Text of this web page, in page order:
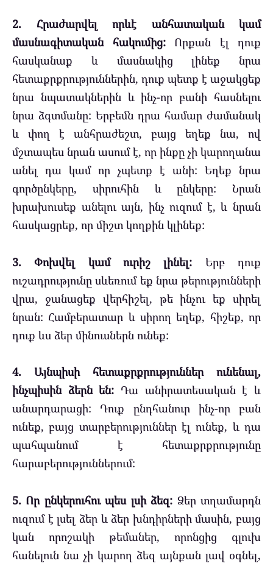
2. Հրաժարվել որևէ անհատական կամ
մասնագիտական հակումից:Որքան էլ դուք
հասկանաք և մասնակից լինեք նրա
հետաքրքրություններին, դուք պետք է աջակցեք
նրա նպատակներին և ինչ-որ բանի հասնելու
նրա ձգտմանը: Երբեմն դրա համար ժամանակ
և փող է անհրաժեշտ, բայց եղեք նա, ով
մշտապես նրան ասում է, որ ինքը չի կարողանա
անել դա կամ որ չպետք է անի: Եղեք նրա
գործընկերը, սիրուհին և ընկերը: Նրան
խրախուսեք անելու այն, ինչ ուզում է, և նրան
հասկացրեք, որ միշտ կողքին կլինեք:
3. Փոխվել կամ ուրիշ լինել: Երբ դուք
ուշադրությունը սևեռում եք նրա թերությունների
վրա, ջանացեք վերհիշել, թե ինչու եք սիրել
նրան: Համբերատար և սիրող եղեք, հիշեք, որ
դուք ևս ձեր մինուսներն ունեք:
4. Այնպիսի հետաքրքրություններ ունենալ,
ինչպիսին ձերն են: Դա անիրատեսական է և
անարդարացի: Դուք ընդհանուր ինչ-որ բան
ունեք, բայց տարբերություններ էլ ունեք, և դա
պահպանում է հետաքրքրությունը
հարաբերություններում:
5. Որ ընկերուհու պես լսի ձեզ: Ձեր տղամարդն
ուզում է լսել ձեր և ձեր խնդիրների մասին, բայց
կան որոշակի թեմաներ, որոնցից գլուխ
հանելուն նա չի կարող ձեզ այնքան լավ օգնել,